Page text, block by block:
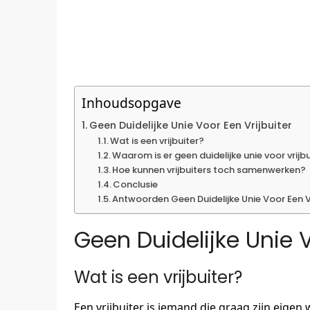
Inhoudsopgave
Geen Duidelijke Unie Voor Een Vrijbuiter
Wat is een vrijbuiter?
Waarom is er geen duidelijke unie voor
Hoe kunnen vrijbuiters toch samenwerken?
Conclusie
Antwoorden Geen Duidelijke Unie Voor Een
Geen Duidelijke Unie
Wat is een vrijbuiter?